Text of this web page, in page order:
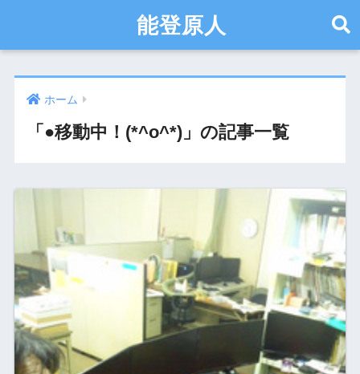
能登原人
ホーム
「●移動中！(*^o^*)」の記事一覧